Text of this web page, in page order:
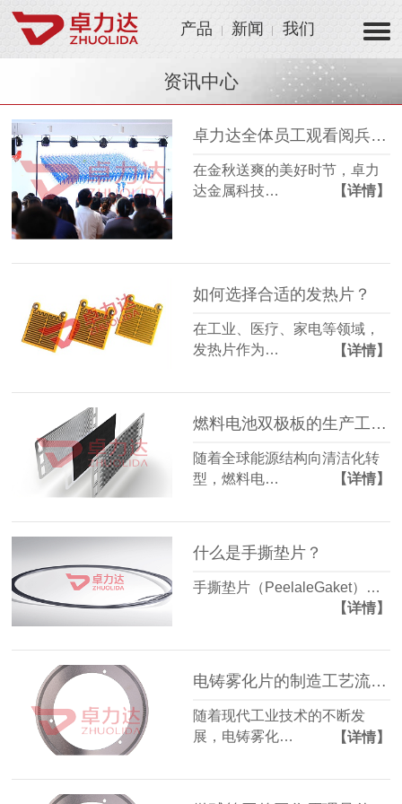
产品 新闻 我们
资讯中心
卓力达全体员工观看阅兵仪式 凝聚爱国情怀激发制造热情！
在金秋送爽的美好时节，卓力
达金属科技…
【详情】
如何选择合适的发热片？
在工业、医疗、家电等领域，
发热片作为…
【详情】
燃料电池双极板的生产工艺有哪些？
随着全球能源结构向清洁化转
型，燃料电…
【详情】
什么是手撕垫片？
手撕垫片（PeelaleGaket）…
【详情】
电铸雾化片的制造工艺流程是怎样的？
随着现代工业技术的不断发
展，电铸雾化…
【详情】